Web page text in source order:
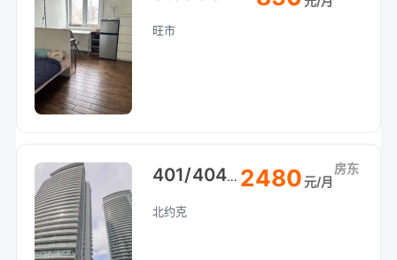
旺市
401/404 北约克豪華栢文
北约克
2480元/月
房东